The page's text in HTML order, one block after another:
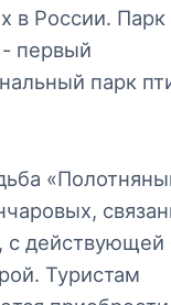
в России. Парк
первый
парк
действующей
Туристам